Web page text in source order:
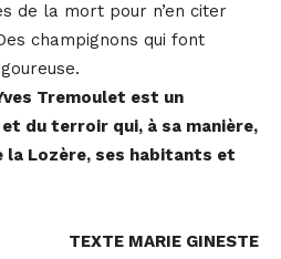
de la mort pour n’en citer
champignons qui font
Tremoulet est un
du terroir qui, à sa manière,
la Lozère, ses habitants et
TEXTE MARIE GINESTE